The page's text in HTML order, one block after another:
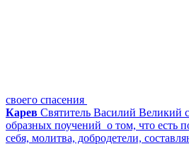
своего спасения
Карев Святитель Василий Великий
образных поучений о том, что есть
себя, молитва, добродетели,